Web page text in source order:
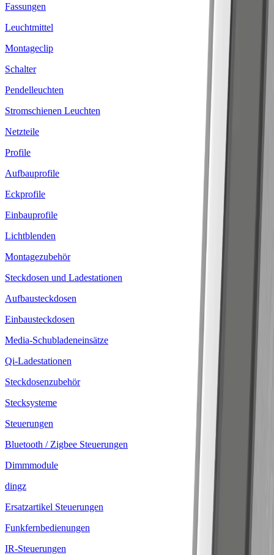
Fassungen
Leuchtmittel
Montageclip
Schalter
Pendelleuchten
Stromschienen Leuchten
Netzteile
Profile
Aufbauprofile
Eckprofile
Einbauprofile
Lichtblenden
Montagezubehör
Steckdosen und Ladestationen
Aufbausteckdosen
Einbausteckdosen
Media-Schubladeneinsätze
Qi-Ladestationen
Steckdosenzubehör
Stecksysteme
Steuerungen
Bluetooth / Zigbee Steuerungen
Dimmmodule
dingz
Ersatzartikel Steuerungen
Funkfernbedienungen
IR-Steuerungen